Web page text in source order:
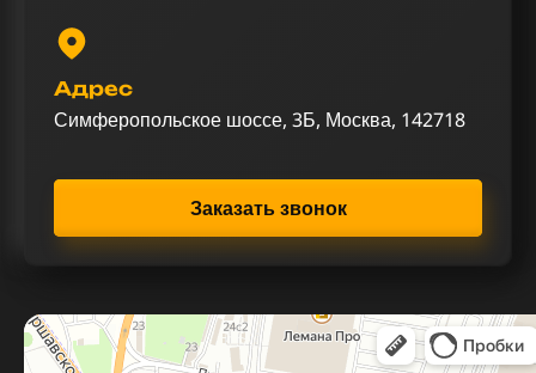
Адрес
Симферопольское шоссе, 3Б, Москва, 142718
Заказать звонок